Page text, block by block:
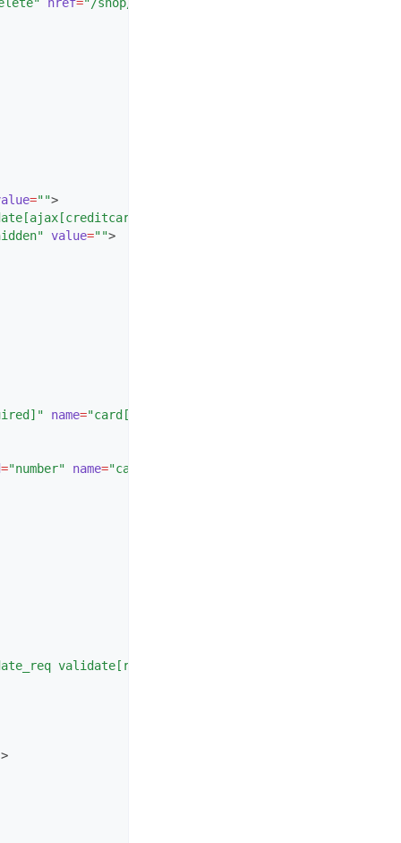
="">
value="">
name="card[number]"
="number" name="card[number]"
validate[required]"
>